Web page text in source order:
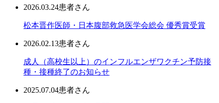
2026.03.24患者さん
松本晋作医師・日本腹部救急医学会総会 優秀賞受賞
2026.02.13患者さん
成人（高校生以上）のインフルエンザワクチン予防接
種・接種終了のお知らせ
2025.07.04患者さん